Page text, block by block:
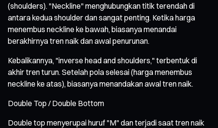
(shoulders). "Neckline" menghubungkan titik terendah di
antara kedua shoulder dan sangat penting. Ketika harga
menembus neckline ke bawah, biasanya menandai
berakhirnya tren naik dan awal penurunan.
Kebalikannya, "inverse head and shoulders," terbentuk di
akhir tren turun. Setelah pola selesai (harga menembus
neckline ke atas), biasanya menandakan awal tren naik.
Double Top / Double Bottom
Double top menyerupai huruf "M" dan terjadi saat tren naik